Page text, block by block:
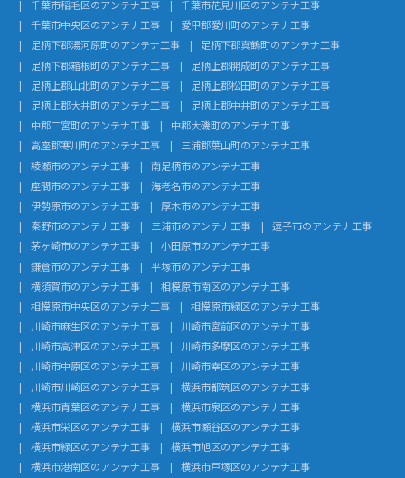
千葉市稲毛区のアンテナ工事
千葉市花見川区のアンテナ工事
千葉市中央区のアンテナ工事
愛甲郡愛川町のアンテナ工事
足柄下郡湯河原町のアンテナ工事
足柄下郡真鶴町のアンテナ工事
足柄下郡箱根町のアンテナ工事
足柄上郡開成町のアンテナ工事
足柄上郡山北町のアンテナ工事
足柄上郡松田町のアンテナ工事
足柄上郡大井町のアンテナ工事
足柄上郡中井町のアンテナ工事
中郡二宮町のアンテナ工事
中郡大磯町のアンテナ工事
高座郡寒川町のアンテナ工事
三浦郡葉山町のアンテナ工事
綾瀬市のアンテナ工事
南足柄市のアンテナ工事
座間市のアンテナ工事
海老名市のアンテナ工事
伊勢原市のアンテナ工事
厚木市のアンテナ工事
秦野市のアンテナ工事
三浦市のアンテナ工事
逗子市のアンテナ工事
茅ヶ崎市のアンテナ工事
小田原市のアンテナ工事
鎌倉市のアンテナ工事
平塚市のアンテナ工事
横須賀市のアンテナ工事
相模原市南区のアンテナ工事
相模原市中央区のアンテナ工事
相模原市緑区のアンテナ工事
川崎市麻生区のアンテナ工事
川崎市宮前区のアンテナ工事
川崎市高津区のアンテナ工事
川崎市多摩区のアンテナ工事
川崎市中原区のアンテナ工事
川崎市幸区のアンテナ工事
川崎市川崎区のアンテナ工事
横浜市都筑区のアンテナ工事
横浜市青葉区のアンテナ工事
横浜市泉区のアンテナ工事
横浜市栄区のアンテナ工事
横浜市瀬谷区のアンテナ工事
横浜市緑区のアンテナ工事
横浜市旭区のアンテナ工事
横浜市港南区のアンテナ工事
横浜市戸塚区のアンテナ工事